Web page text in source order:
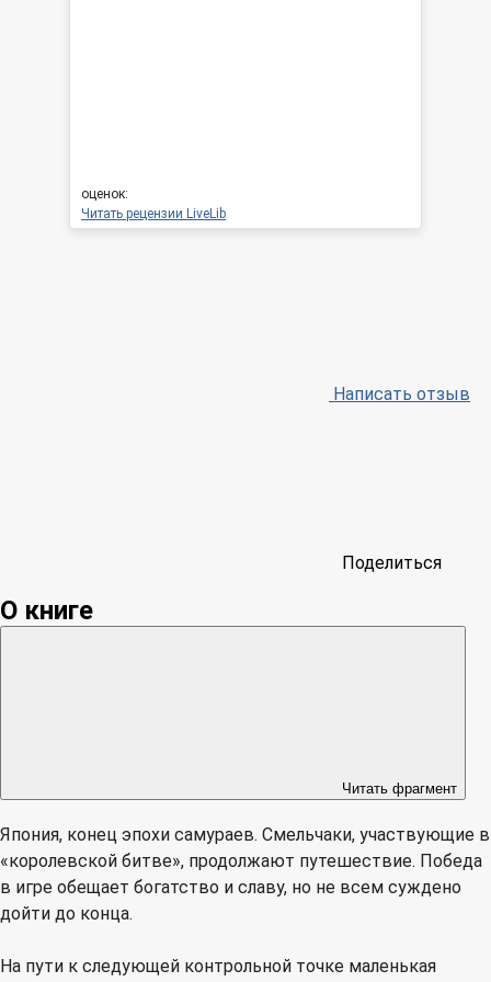
оценок:
Читать рецензии LiveLib
Написать отзыв
Поделиться
О книге
Читать фрагмент
Япония, конец эпохи самураев. Смельчаки, участвующие в
«королевской битве», продолжают путешествие. Победа
в игре обещает богатство и славу, но не всем суждено
дойти до конца.
На пути к следующей контрольной точке маленькая